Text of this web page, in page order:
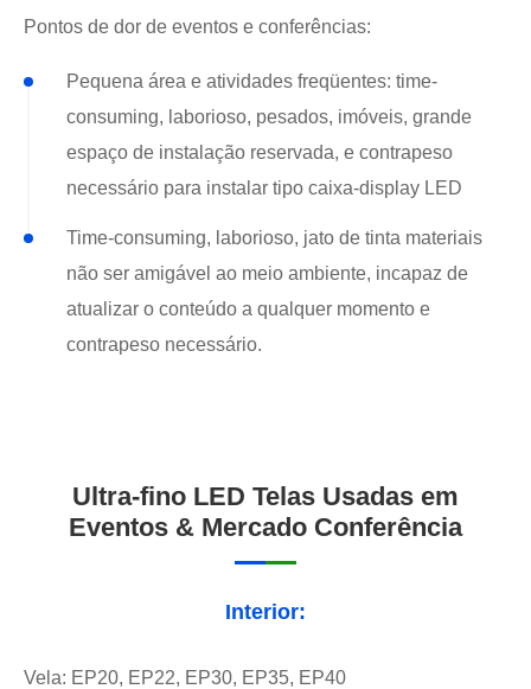
Pontos de dor de eventos e conferências:
Pequena área e atividades freqüentes: time-
consuming, laborioso, pesados, imóveis, grande
espaço de instalação reservada, e contrapeso
necessário para instalar tipo caixa-display LED
Time-consuming, laborioso, jato de tinta materiais
não ser amigável ao meio ambiente, incapaz de
atualizar o conteúdo a qualquer momento e
contrapeso necessário.
Ultra-fino LED Telas Usadas em
Eventos & Mercado Conferência
Interior:
Vela: EP20, EP22, EP30, EP35, EP40